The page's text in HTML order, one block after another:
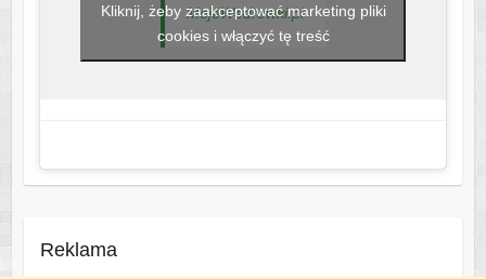
MojeWedrowki.pl
Kliknij, żeby zaakceptować marketing pliki
cookies i włączyć tę treść
Reklama